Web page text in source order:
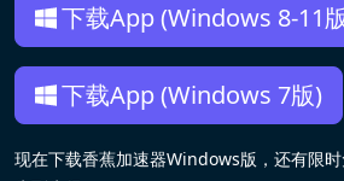
下载App (Windows 8-11
下载App (Windows 7版)
现在下载香蕉加速器Windows版，还有限时